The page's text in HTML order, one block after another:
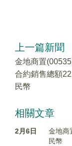
上一篇新聞
金地商置
合約銷售總額
民幣
相關文章
2月6日
金地商
民幣